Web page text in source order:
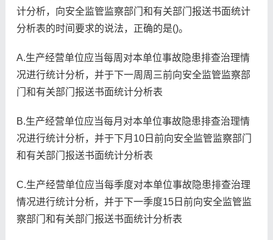
计分析，向安全监管监察部门和有关部门报送书面统计
分析表的时间要求的说法，正确的是()。
A.生产经营单位应当每周对本单位事故隐患排查治理情
况进行统计分析，并于下一周周三前向安全监管监察部
门和有关部门报送书面统计分析表
B.生产经营单位应当每月对本单位事故隐患排查治理情
况进行统计分析，并于下月10日前向安全监管监察部门
和有关部门报送书面统计分析表
C.生产经营单位应当每季度对本单位事故隐患排查治理
情况进行统计分析，并于下一季度15日前向安全监管监
察部门和有关部门报送书面统计分析表